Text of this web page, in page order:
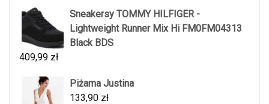
Sneakersy TOMMY HILFIGER -
Lightweight Runner Mix Hi FM0FM04313
Black BDS
409,99 zł
Piżama Justina
133,90 zł